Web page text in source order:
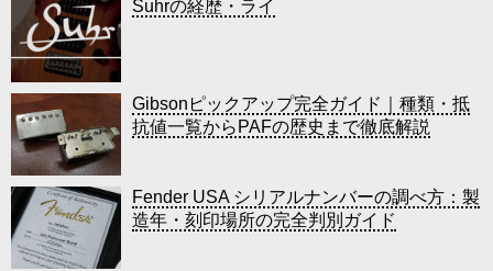
Suhrの経歴・ライ
Gibsonピックアップ完全ガイド｜種類・抵
抗値一覧からPAFの歴史まで徹底解説
Fender USA シリアルナンバーの調べ方：製
造年・刻印場所の完全判別ガイド